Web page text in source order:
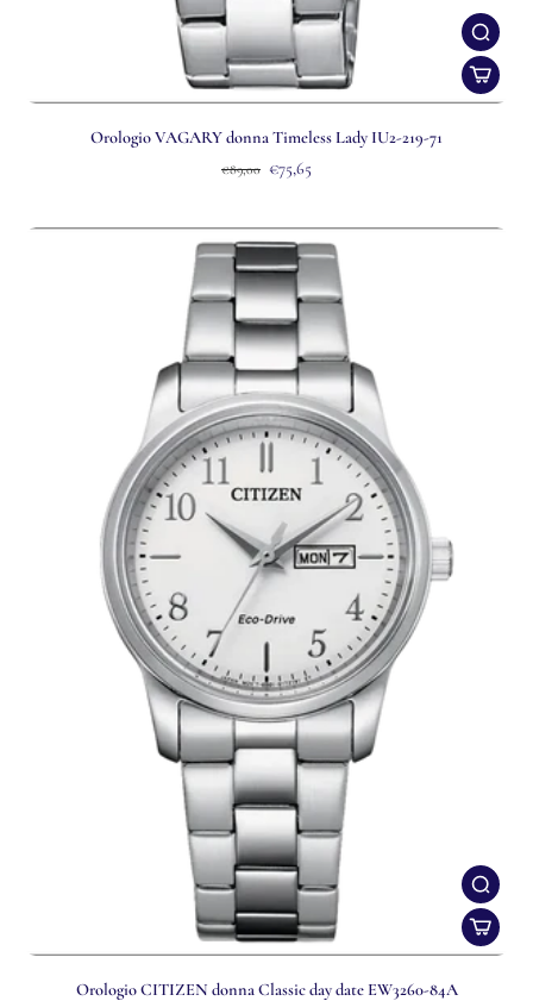
Orologio VAGARY donna Timeless Lady IU2-219-71
€89,00 €75,65
Orologio CITIZEN donna Classic day date EW3260-84A